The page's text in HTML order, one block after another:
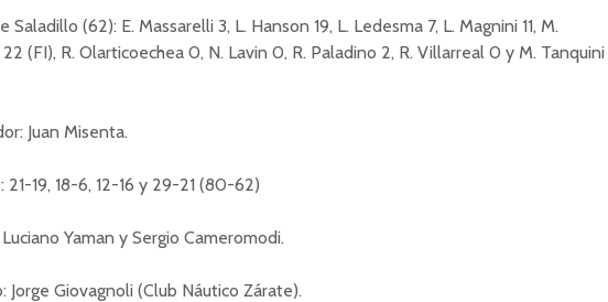
Saladillo (62): E. Massarelli 3, L. Hanson 19, L. Ledesma 7, L. Magnini 11, M.
(FI), R. Olarticoechea 0, N. Lavin 0, R. Paladino 2, R. Villarreal 0 y M. Tanquini
Juan Misenta.
21-19, 18-6, 12-16 y 29-21 (80-62)
Yaman y Sergio Cameromodi.
Jorge Giovagnoli (Club Náutico Zárate).